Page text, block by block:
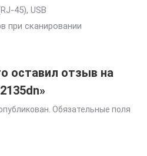
45), USB
при сканировании
оставил отзыв на
Обязательные поля